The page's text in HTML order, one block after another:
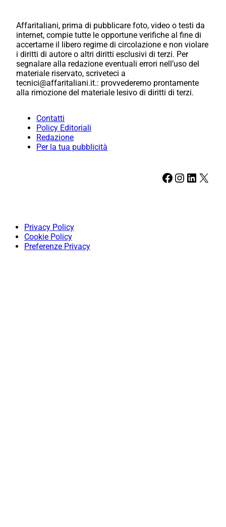
Affaritaliani, prima di pubblicare foto, video o testi da
internet, compie tutte le opportune verifiche al fine di
accertarne il libero regime di circolazione e non violare
i diritti di autore o altri diritti esclusivi di terzi. Per
segnalare alla redazione eventuali errori nell’uso del
materiale riservato, scriveteci a
tecnici@affaritaliani.it.: provvederemo prontamente
alla rimozione del materiale lesivo di diritti di terzi.
Contatti
Policy Editoriali
Redazione
Per la tua pubblicità
Facebook Instagram LinkedIn X
Privacy Policy
Cookie Policy
Preferenze Privacy